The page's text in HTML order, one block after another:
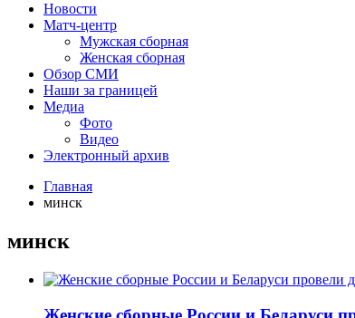
Новости
Матч-центр
Мужская сборная
Женская сборная
Обзор СМИ
Наши за границей
Медиа
Фото
Видео
Электронный архив
Главная
минск
минск